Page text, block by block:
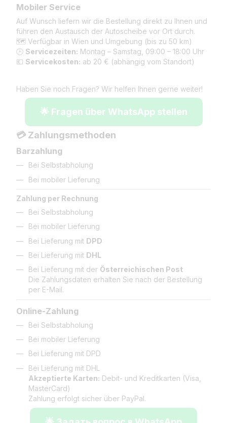
Mobiler Service
Auf Wunsch liefern wir die Bestellung direkt zu Ihnen und
führen den Austausch der Autoscheibe vor Ort durch.
🗺️ Verfügbar in Wien und Umgebung (bis zu 50 km)
🕒 Servicezeiten: Montag – Samstag, 09:00 – 18:00 Uhr
💶 Servicekosten: ab 20 € (abhängig vom Standort)
Haben Sie noch Fragen? Wir helfen Ihnen gerne weiter!
🌟 Fragen über WhatsApp stellen
💳 Zahlungsmethoden
Barzahlung
Bei Selbstabholung
Bei mobiler Lieferung
Zahlung per Rechnung
Bei Selbstabholung
Bei mobiler Lieferung
Bei Lieferung mit DPD
Bei Lieferung mit DHL
Bei Lieferung mit der Österreichischen Post
Die Zahlungsdaten erhalten Sie nach der Bestellung
per E-Mail.
Online-Zahlung
Bei Selbstabholung
Bei mobiler Lieferung
Bei Lieferung mit DPD
Bei Lieferung mit DHL
Akzeptierte Karten: Debit- und Kreditkarten (Visa,
MasterCard)
Zahlung erfolgt sicher über PayPal.